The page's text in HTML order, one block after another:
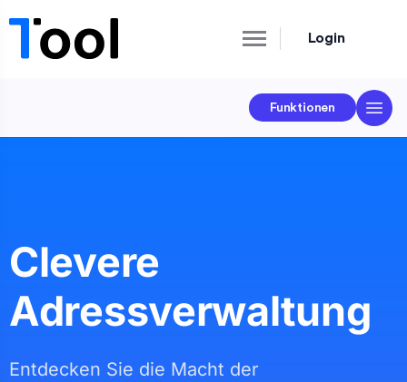
Login
Funktionen
Clevere
Adressverwaltung
Entdecken Sie die Macht der